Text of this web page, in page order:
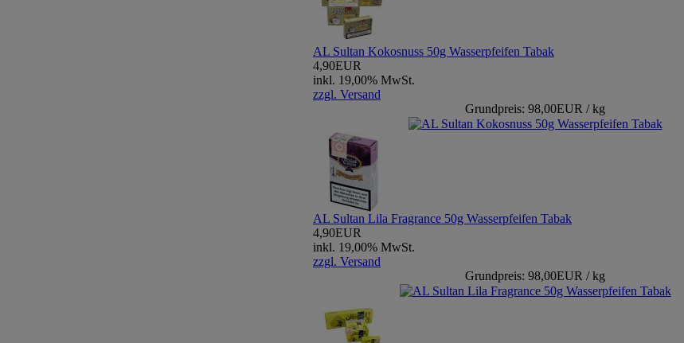
AL Sultan Kokosnuss 50g Wasserpfeifen Tabak
4,90EUR
inkl. 19,00% MwSt.
zzgl. Versand
Grundpreis: 98,00EUR / kg
AL Sultan Lila Fragrance 50g Wasserpfeifen Tabak
4,90EUR
inkl. 19,00% MwSt.
zzgl. Versand
Grundpreis: 98,00EUR / kg